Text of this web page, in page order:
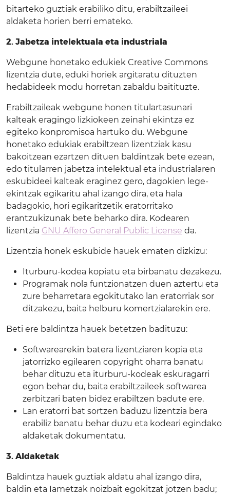
bitarteko guztiak erabiliko ditu, erabiltzaileei
aldaketa horien berri emateko.
2. Jabetza intelektuala eta industriala
Webgune honetako edukiek Creative Commons
lizentzia dute, eduki horiek argitaratu dituzten
hedabideek modu horretan zabaldu baitituzte.
Erabiltzaileak webgune honen titulartasunari
kalteak eragingo lizkiokeen zeinahi ekintza ez
egiteko konpromisoa hartuko du. Webgune
honetako edukiak erabiltzean lizentziak kasu
bakoitzean ezartzen dituen baldintzak bete ezean,
edo titularren jabetza intelektual eta industrialaren
eskubideei kalteak eraginez gero, dagokien lege-
ekintzak egikaritu ahal izango dira, eta hala
badagokio, hori egikaritzetik eratorritako
erantzukizunak bete beharko dira. Kodearen
lizentzia GNU Affero General Public License da.
Lizentzia honek eskubide hauek ematen dizkizu:
Iturburu-kodea kopiatu eta birbanatu dezakezu.
Programak nola funtzionatzen duen aztertu eta
zure beharretara egokitutako lan eratorriak sor
ditzakezu, baita helburu komertzialarekin ere.
Beti ere baldintza hauek betetzen badituzu:
Softwarearekin batera lizentziaren kopia eta
jatorrizko egilearen copyright oharra banatu
behar dituzu eta iturburu-kodeak eskuragarri
egon behar du, baita erabiltzaileek softwarea
zerbitzari baten bidez erabiltzen badute ere.
Lan eratorri bat sortzen baduzu lizentzia bera
erabiliz banatu behar duzu eta kodeari egindako
aldaketak dokumentatu.
3. Aldaketak
Baldintza hauek guztiak aldatu ahal izango dira,
baldin eta Iametzak noizbait egokitzat jotzen badu;